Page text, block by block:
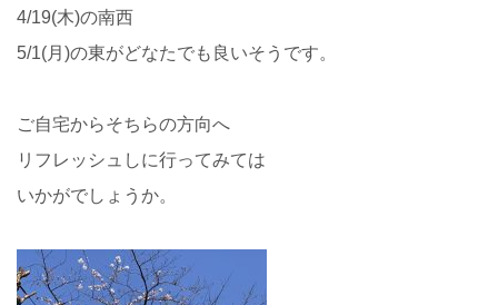
4/19(木)の南西
5/1(月)の東がどなたでも良いそうです。
ご自宅からそちらの方向へ
リフレッシュしに行ってみては
いかがでしょうか。